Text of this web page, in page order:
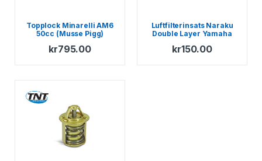
Topplock Minarelli AM6
50cc (Musse Pigg)
kr795.00
Luftfilterinsats Naraku
Double Layer Yamaha
kr150.00